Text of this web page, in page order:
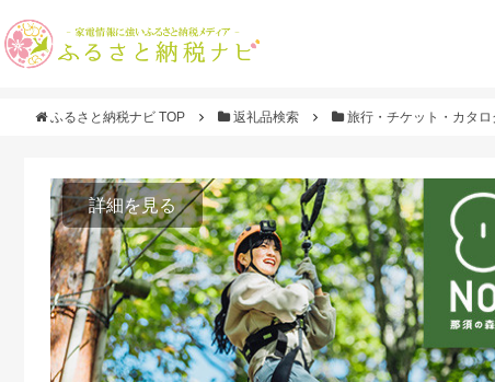
ふるさと納税ナビ TOP 返礼品検索 旅行・チケット・カタロ
詳細を見る